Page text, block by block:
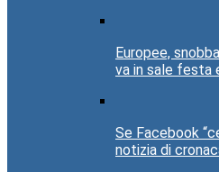
Europee,
va in sale festa
Se Facebook
notizia di